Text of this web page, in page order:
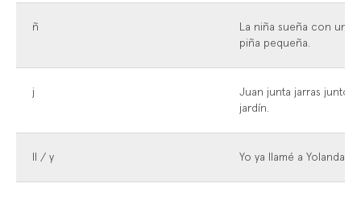
ñ
La niña sueña con una
piña pequeña.
j
Juan junta jarras junto al
jardín.
ll / y Yo ya llamé a Yolanda.